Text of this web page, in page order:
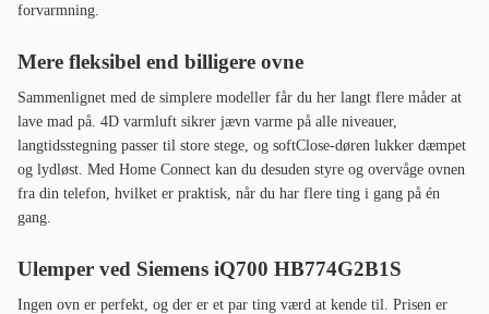
forvarmning.
Mere fleksibel end billigere ovne
Sammenlignet med de simplere modeller får du her langt flere måder at
lave mad på. 4D varmluft sikrer jævn varme på alle niveauer,
langtidsstegning passer til store stege, og softClose-døren lukker dæmpet
og lydløst. Med Home Connect kan du desuden styre og overvåge ovnen
fra din telefon, hvilket er praktisk, når du har flere ting i gang på én
gang.
Ulemper ved Siemens iQ700 HB774G2B1S
Ingen ovn er perfekt, og der er et par ting værd at kende til. Prisen er